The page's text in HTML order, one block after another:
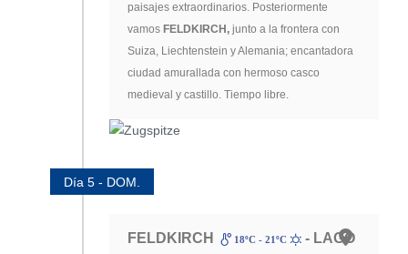
paisajes extraordinarios. Posteriormente
vamos FELDKIRCH, junto a la frontera con
Suiza, Liechtenstein y Alemania; encantadora
ciudad amurallada con hermoso casco
medieval y castillo. Tiempo libre.
Día 5 - DOM.
FELDKIRCH 18ºC - 21ºC
- LAGO